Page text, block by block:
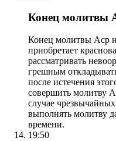
Конец молитвы
Конец молитвы Аср
приобретает
рассматривать
грешным
после истечения
совершить молитву
случае чрезвычайных
выполнять молитву
времени.
19:50